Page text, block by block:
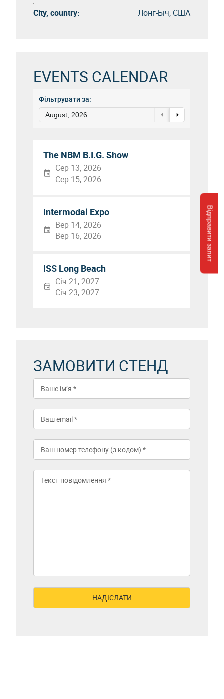
Відправити запит
City, country: Лонг-Біч, США
EVENTS CALENDAR
Фільтрувати за:
August, 2026
The NBM B.I.G. Show
Сер 13, 2026
Сер 15, 2026
Intermodal Expo
Вер 14, 2026
Вер 16, 2026
ISS Long Beach
Січ 21, 2027
Січ 23, 2027
ЗАМОВИТИ СТЕНД